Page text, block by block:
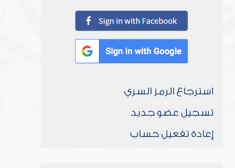
استرجاع الرمز السري
تسجيل عضو جديد
إعادة تفعيل حساب